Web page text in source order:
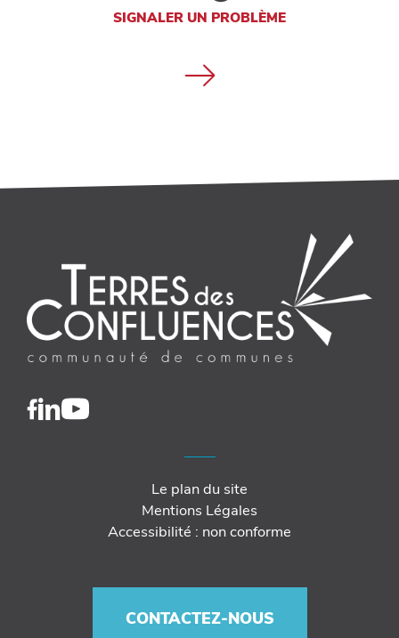
SIGNALER UN PROBLÈME
Le plan du site
Mentions Légales
Accessibilité : non conforme
CONTACTEZ-NOUS